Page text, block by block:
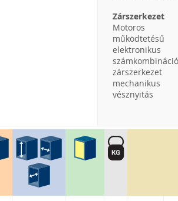
Zárszerkezet
Motoros
működtetésű
elektronikus
zárszerkezet
mechanikus
vésznyitás